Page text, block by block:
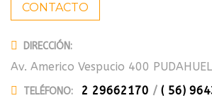
CONTACTO
DIRECCIÓN:
Av. Americo Vespucio 400 PUDAHUEL
TELÉFONO: 2 29662170 / ( 56)